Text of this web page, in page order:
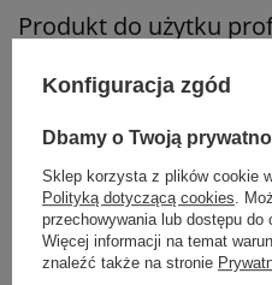
Produkt do użytku
Szczególnie polecany
toaletach publicznych
użytku publicznego
hotele, restauracje,
teatry, uczelnie,
Konfiguracja zgód
Dbamy o Twoją
Sklep korzysta z plików cookie
Polityką dotyczącą cookies .
przechowywania lub dostępu do
Więcej informacji na temat
znaleźć także na stronie